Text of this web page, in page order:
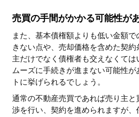
売買の手間がかかる可能性が
また、基本債権額よりも低い金額
きない点や、売却価格を含めた契約
主だけでなく債権者も交えなくては
ムーズに手続きが進まない可能性が
トに挙げられるでしょう。
通常の不動産売買であれば売り主と
渉を行い、契約を進められますが、